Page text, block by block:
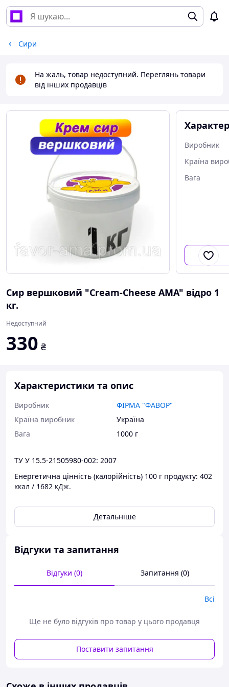
Сири
На жаль, товар недоступний. Переглянь товари
від інших продавців
Виробник
Країна
Вага
Сир вершковий "Cream-Cheese AMA" відро 1
кг.
Недоступний
330 ₴
Характеристики та опис
Виробник
ФІРМА "ФАВОР"
Країна виробник
Україна
Вага
1000 г
ТУ У 15.5-21505980-002: 2007
Енергетична цінність (калорійність) 100 г продукту: 402
ккал / 1682 кДж.
білок - 2,1 г; вуглеводи - 3,4 р.
Термін придатності: 14 діб.
Детальніше
Відгуки та запитання
Відгуки (0) Запитання (0)
Всі
Ще не було відгуків про товар у цього продавця
Поставити запитання